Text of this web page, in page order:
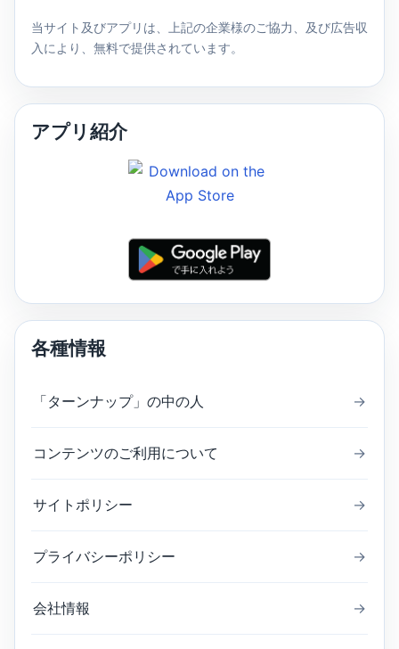
当サイト及びアプリは、上記の企業様のご協力、及び広告収
入により、無料で提供されています。
アプリ紹介
各種情報
「ターンナップ」の中の人 →
コンテンツのご利用について →
サイトポリシー →
プライバシーポリシー →
会社情報 →